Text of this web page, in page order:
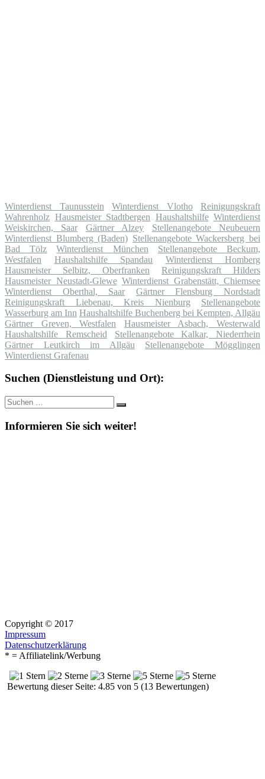
Winterdienst Taunusstein Winterdienst Vlotho
Reinigungskraft
Wahrenholz Hausmeister Stadtbergen Haushaltshilfe Winterdienst
Weiskirchen, Saar
Gärtner Alzey
Stellenangebote Neubeuern
Winterdienst Blumberg (Baden) Stellenangebote Wackersberg bei
Bad Tölz
Winterdienst München
Stellenangebote Beckum,
Westfalen
Haushaltshilfe Spandau
Winterdienst Homberg
Hausmeister Selbitz, Oberfranken
Reinigungskraft Hilders
Hausmeister Neustadt-Glewe Winterdienst Grabenstätt, Chiemsee
Winterdienst Oberthal, Saar
Gärtner Flensburg Nordstadt
Reinigungskraft Liebenau, Kreis Nienburg
Stellenangebote
Wasserburg am Inn Haushaltshilfe Buchenberg bei Kempten, Allgäu
Gärtner Greven, Westfalen
Hausmeister Asbach, Westerwald
Haushaltshilfe Remscheid
Stellenangebote Kalkar, Niederrhein
Gärtner Leutkirch im Allgäu
Stellenangebote Mögglingen
Winterdienst Grafenau
Suchen (Dienstleistung und Ort):
Suche
nach:
Suchen
Informieren Sie sich weiter!
Copyright © 2017
Impressum
Datenschutzerklärung
* = Affiliatelink/Werbung
Bewertung dieser Seite: 4.85 von 5 (13 Bewertungen)